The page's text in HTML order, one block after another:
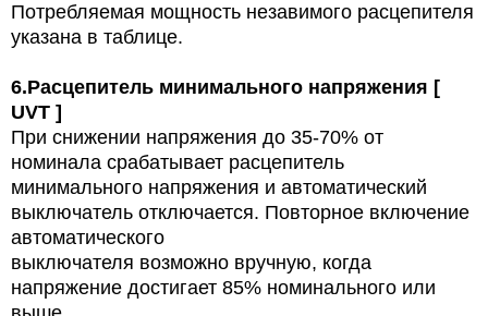
Потребляемая мощность незавимого расцепителя
указана в таблице.
6.Расцепитель минимального напряжения [
UVT ]
При снижении напряжения до 35-70% от
номинала срабатывает расцепитель
минимального напряжения и автоматический
выключатель отключается. Повторное включение
автоматического
выключателя возможно вручную, когда
напряжение достигает 85% номинального или